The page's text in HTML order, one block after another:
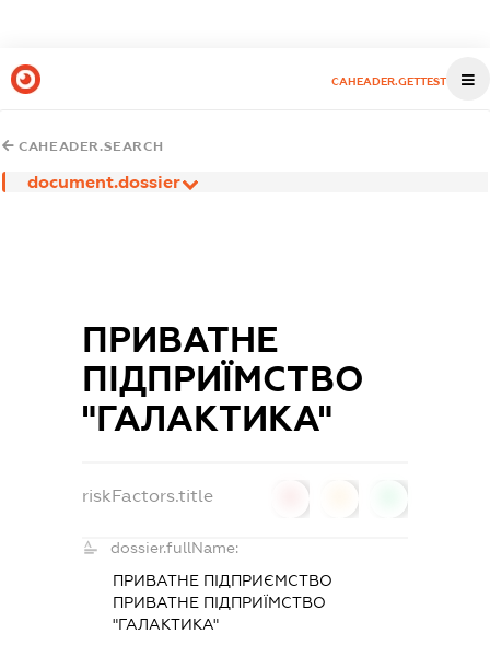
CAHEADER.GETTEST
CAHEADER.SEARCH
document.dossier
ПРИВАТНЕ
ПІДПРИЇМСТВО
"ГАЛАКТИКА"
riskFactors.title
dossier.fullName:
ПРИВАТНЕ ПІДПРИЄМСТВО
ПРИВАТНЕ ПІДПРИЇМСТВО
"ГАЛАКТИКА"